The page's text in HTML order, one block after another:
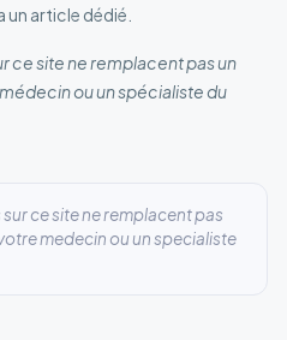
un article dédié.
ce site ne remplacent pas un
ou un spécialiste du
ce site ne remplacent pas
medecin ou un specialiste